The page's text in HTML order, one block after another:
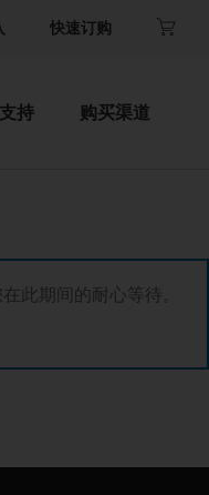
快速订购
支持 购买渠道
此期间的耐心等待。